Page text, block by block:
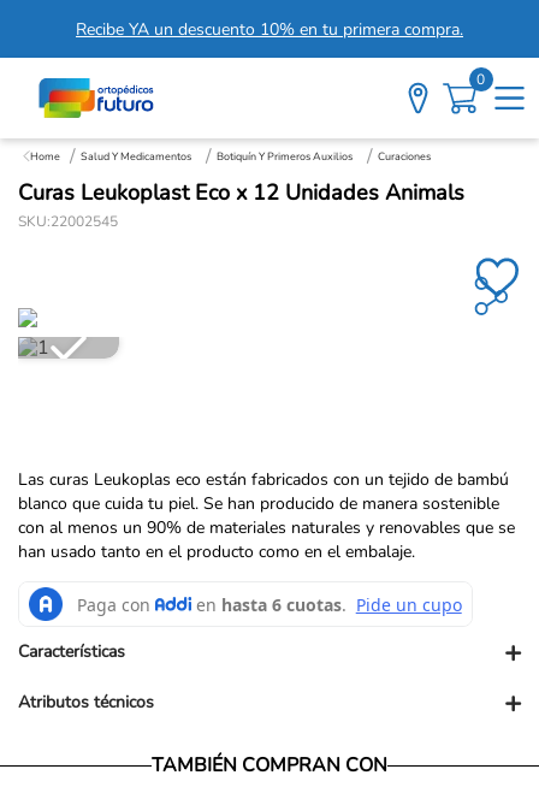
Recibe YA un descuento 10% en tu primera compra.
0
Salud Y Medicamentos Botiquín Y Primeros Auxilios Curaciones
Curas Leukoplast Eco x 12 Unidades Animals
SKU:22002545
Las curas Leukoplas eco están fabricados con un tejido de bambú
blanco que cuida tu piel. Se han producido de manera sostenible
con al menos un 90% de materiales naturales y renovables que se
han usado tanto en el producto como en el embalaje.
Características +
Atributos técnicos +
TAMBIÉN COMPRAN CON